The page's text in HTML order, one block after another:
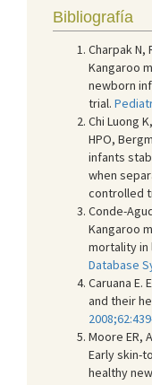
Bibliografía
Charpak N,
Kangaroo
newborn
trial.
Chi Luong
HPO,
infants
when
controlled
Conde-
Kangaroo
mortality in
Database
Caruana
and their
Moore ER,
Early skin-
healthy